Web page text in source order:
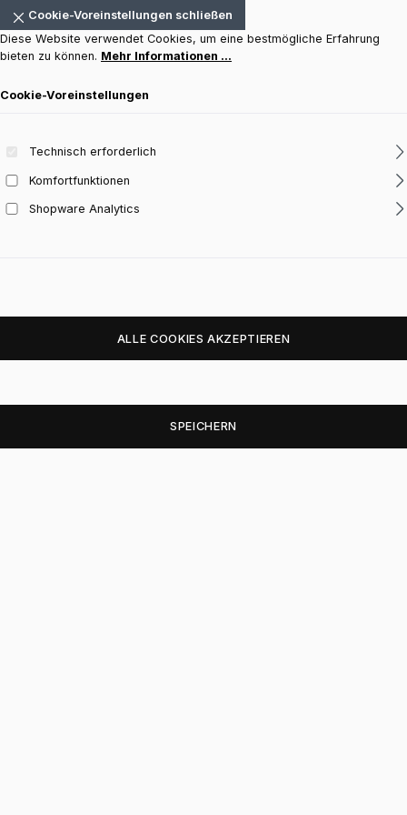
Cookie-Voreinstellungen schließen
Diese Website verwendet Cookies, um eine bestmögliche Erfahrung
bieten zu können. Mehr Informationen ...
Cookie-Voreinstellungen
Technisch erforderlich
Komfortfunktionen
Shopware Analytics
ALLE COOKIES AKZEPTIEREN
SPEICHERN